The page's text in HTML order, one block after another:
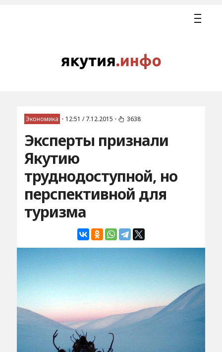
Экономика • 12:51 / 7.12.2015 • 3638
Эксперты признали
Якутию
труднодоступной, но
перспективной для
туризма